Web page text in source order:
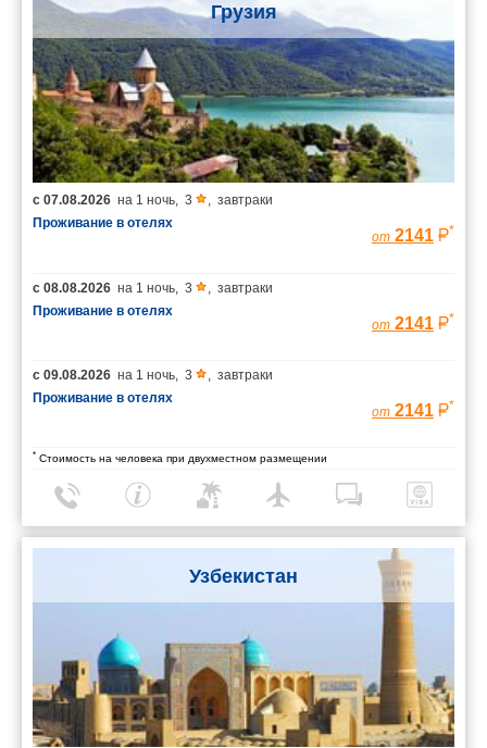
Грузия
с 07.08.2026 на 1 ночь, 3 , завтраки
Проживание в отелях
от 2141 *
с 08.08.2026 на 1 ночь, 3 , завтраки
Проживание в отелях
от 2141 *
с 09.08.2026 на 1 ночь, 3 , завтраки
Проживание в отелях
от 2141 *
* Стоимость на человека при двухместном размещении
Узбекистан